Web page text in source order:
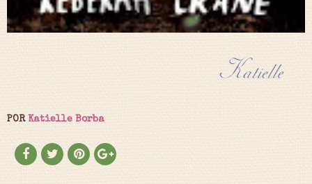
PORKatielle Borba